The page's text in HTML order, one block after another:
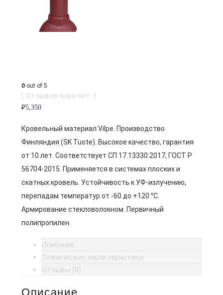
0 out of 5
( Отзывов пока нет. )
₽5,350
Кровельный материал Vilpe. Производство
Финляндия (SK Tuote). Высокое качество, гарантия
от 10 лет. Соответствует СП 17.13330.2017, ГОСТ Р
56704-2015. Применяется в системах плоских и
скатных кровель. Устойчивость к УФ-излучению,
перепадам температур от -60 до +120 °C.
Армирование стекловолокном. Первичный
полипропилен.
Описание
Технические характеристики
Отзывы (0)
Описание